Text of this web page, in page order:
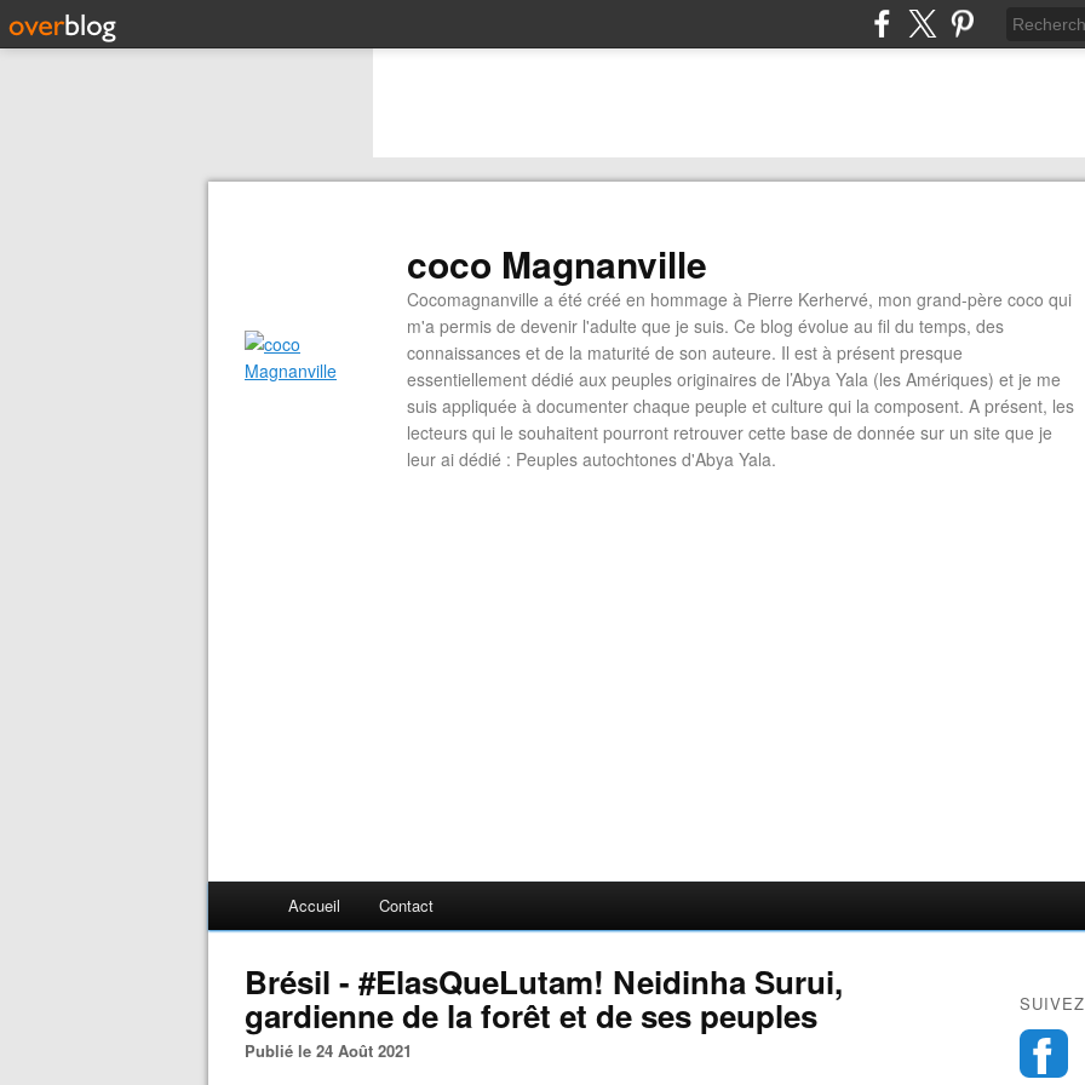
coco Magnanville
Cocomagnanville a été créé en hommage à Pierre Kerhervé, mon grand-père coco qui
m'a permis de devenir l'adulte que je suis. Ce blog évolue au fil du temps, des
connaissances et de la maturité de son auteure. Il est à présent presque
essentiellement dédié aux peuples originaires de l’Abya Yala (les Amériques) et je me
suis appliquée à documenter chaque peuple et culture qui la composent. A présent, les
lecteurs qui le souhaitent pourront retrouver cette base de donnée sur un site que je
leur ai dédié : Peuples autochtones d'Abya Yala.
Accueil Contact
Brésil - #ElasQueLutam! Neidinha Surui,
gardienne de la forêt et de ses peuples
Publié le 24 Août 2021